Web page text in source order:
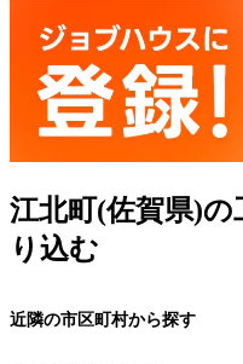
江北町(佐賀県)
り込む
近隣の市区町村から探す